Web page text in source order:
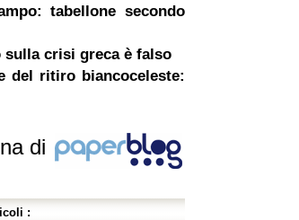
tabellone secondo
crisi greca è falso
del ritiro biancoceleste:
di
: